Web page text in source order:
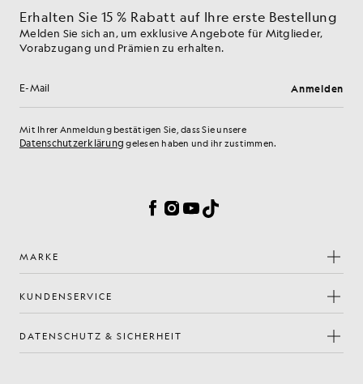
Erhalten Sie 15 % Rabatt auf Ihre erste Bestellung
Melden Sie sich an, um exklusive Angebote für Mitglieder,
Vorabzugang und Prämien zu erhalten.
E-Mail-Adresse Anmelden
Mit Ihrer Anmeldung bestätigen Sie, dass Sie unsere
Datenschutzerklärung gelesen haben und ihr zustimmen.
Facebook
Instagram
YouTube
TikTok
MARKE
KUNDENSERVICE
DATENSCHUTZ & SICHERHEIT